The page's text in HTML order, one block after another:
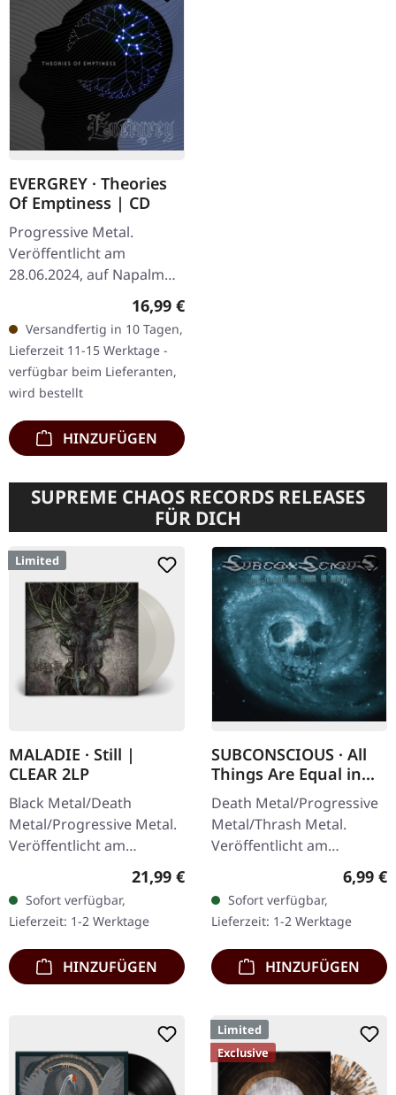
EVERGREY · Theories
Of Emptiness | CD
Progressive Metal.
Veröffentlicht am
28.06.2024, auf Napalm
Records. CD im Jewelcase.
Progressive-Metal-
Titanen Evergrey kehren
mit…
Regulärer Preis:
16,99 €
Versandfertig in 10 Tagen,
Lieferzeit 11-15 Werktage -
verfügbar beim Lieferanten,
wird bestellt
HINZUFÜGEN
SUPREME CHAOS RECORDS RELEASES
FÜR DICH
Limited
MALADIE · Still |
CLEAR 2LP
Black Metal/Death
Metal/Progressive Metal.
Veröffentlicht am
10.04.2015, auf Supreme
Transparentes Doppel-
Vinyl im schweren…
Regulärer Preis:
21,99 €
Sofort verfügbar,
Lieferzeit: 1-2 Werktage
HINZUFÜGEN
SUBCONSCIOUS · All
Things Are Equal in
Death | CD
Death Metal/Progressive
Metal/Thrash Metal.
Veröffentlicht am
08.08.2008, auf Supreme
Chaos Records. CD im
Jewelcase mit 8-seitigem
Booklet.…
6,99 €
Sofort verfügbar,
Lieferzeit: 1-2 Werktage
HINZUFÜGEN
Limited
Exclusive